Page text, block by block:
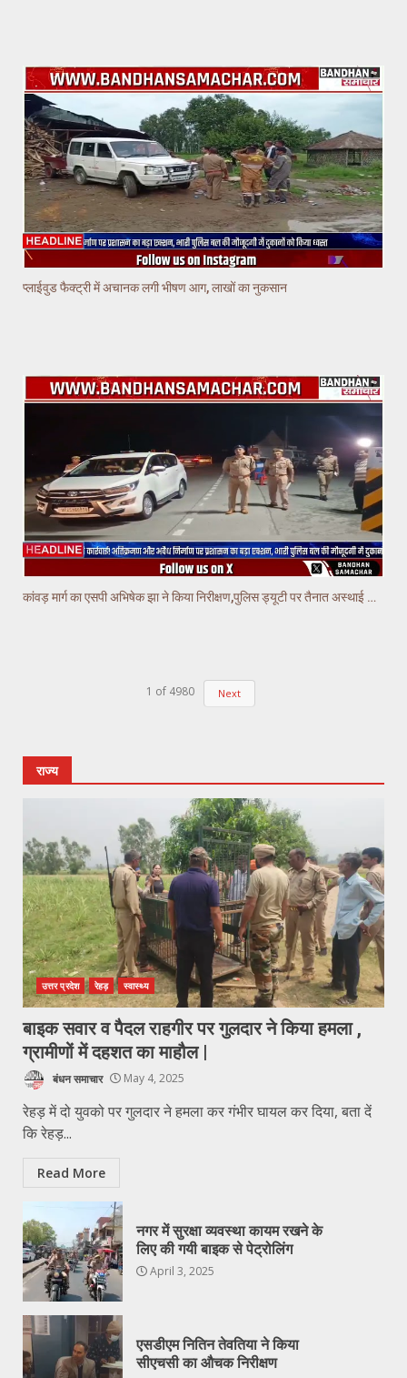
प्लाईवुड फैक्ट्री में अचानक लगी भीषण आग, लाखों का नुकसान
कांवड़ मार्ग का एसपी अभिषेक झा ने किया निरीक्षण,पुलिस ड्यूटी पर तैनात अस्थाई चौकियो का किया निरीक्षण
1 of 4980 Next
राज्य
उत्तर प्रदेश रेहड़ स्वास्थ्य
बाइक सवार व पैदल राहगीर पर गुलदार ने किया हमला ,
ग्रामीणों में दहशत का माहौल |
बंधन समाचार May 4, 2025
रेहड़ में दो युवको पर गुलदार ने हमला कर गंभीर घायल कर दिया, बता दें
कि रेहड़...
Read More
नगर में सुरक्षा व्यवस्था कायम रखने के
लिए की गयी बाइक से पेट्रोलिंग
April 3, 2025
एसडीएम नितिन तेवतिया ने किया
सीएचसी का औचक निरीक्षण